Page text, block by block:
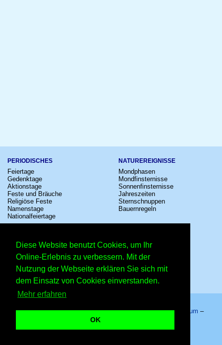
Diese Website benutzt Cookies, um Ihr
Online-Erlebnis zu verbessern. Mit der
Nutzung der Webseite erklären Sie sich mit
dem Einsatz von Cookies einverstanden.
Mehr erfahren
OK
PERIODISCHES
Feiertage
Gedenktage
Aktionstage
Feste und Bräuche
Religiöse Feste
Namenstage
Nationalfeiertage
NATUREREIGNISSE
Mondphasen
Mondfinsternisse
Sonnenfinsternisse
Jahreszeiten
Sternschnuppen
Bauernregeln
Kinostarts
Festivals
Großevents
Fußball
Comedy
Shows
Sternzeichen
Schalttage
Wahltage
Messen
Erinnerungen
Volksfeste
Startseite–Kalender–Lexikon–App–Sitemap–Impressum –
Datenschutzhinweis
27. März 2023 – Copyright © 2026 Kleiner Kalender